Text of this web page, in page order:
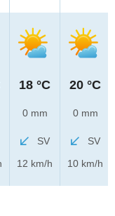
18 °C
0 mm
SV
12 km/h
20 °C
0 mm
SV
10 km/h